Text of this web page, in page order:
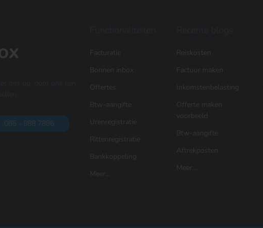
085 - 888 7886
Facturatie
Bonnen inbox
Offertes
Btw-aangifte
Urenregistratie
Rittenregistratie
Bankkoppeling
Meer...
Reiskosten
Factuur maken
Inkomstenbelasting
Offerte maken
voorbeeld
Btw-aangifte
Aftrekposten
Meer...